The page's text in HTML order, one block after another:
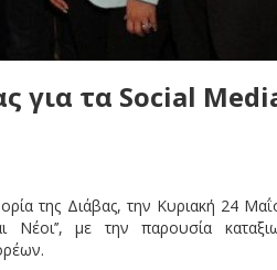
για τα Social
της Διάβας, την Κυριακή 24
με την παρουσία